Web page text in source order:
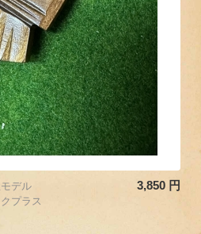
モデル
プラス
3,850 円